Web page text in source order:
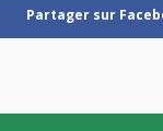
Partager sur